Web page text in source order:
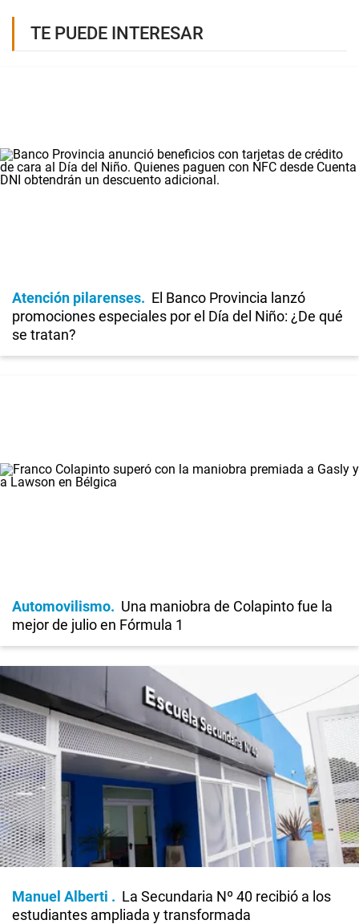
TE PUEDE INTERESAR
Atención pilarenses
El Banco Provincia lanzó
promociones especiales por el Día del Niño: ¿De qué
se tratan?
Automovilismo
Una maniobra de Colapinto fue la
mejor de julio en Fórmula 1
Manuel Alberti
La Secundaria Nº 40 recibió a los
estudiantes ampliada y transformada